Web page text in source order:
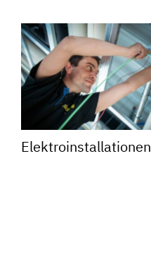
Elektro­installationen